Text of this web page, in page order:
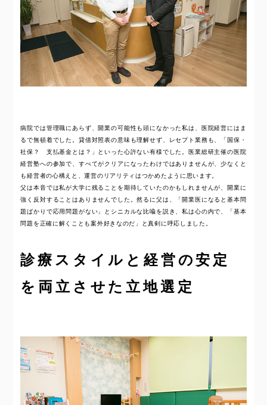
病院では管理職にあらず、開業の可能性も頭になかった私は、医院経営にはま
るで無頓着でした。貸借対照表の意味も理解せず、レセプト業務も、「国保・
社保？ 支払基金とは？」といった心許ない有様でした。医業総研主催の医院
経営塾への参加で、すべてがクリアになったわけではありませんが、少なくと
も経営者の心構えと、運営のリアリティはつかめたように思います。
父は本音では私が大学に残ることを期待していたのかもしれませんが、開業に
強く反対することはありませんでした。然るに父は、「開業医になると基本問
題ばかりで応用問題がない」とシニカルな比喩を説き、私は心の内で、「基本
問題を正確に解くことも案外好きなのだ」と真剣に呼応しました。
診療スタイルと経営の安定
を両立させた立地選定